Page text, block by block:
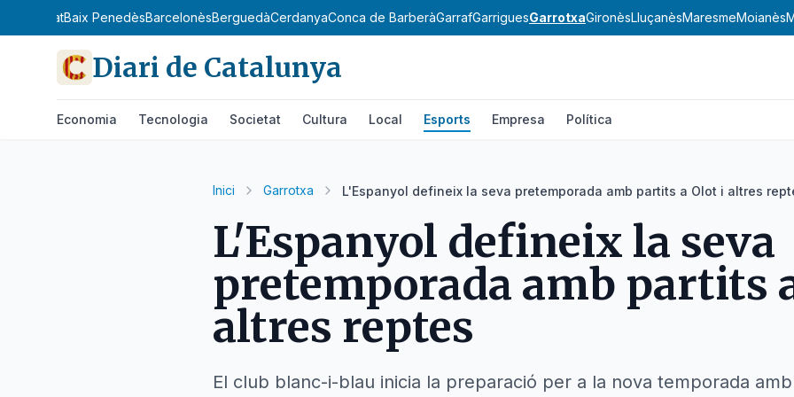
LlobregatBaix PenedèsBarcelonèsBerguedàCerdanyaConca de BarberàGarrafGarriguesGarrotxaGironèsLluçanèsMaresmeMoianès
Diari de Catalunya
Economia Tecnologia Societat Cultura Local Esports Empresa Política
Inici Garrotxa L'Espanyol defineix la seva pretemporada amb partits a Olot i altres
L'Espanyol defineix la seva
pretemporada amb partits
altres reptes
El club blanc-i-blau inicia la preparació per a la nova temporada